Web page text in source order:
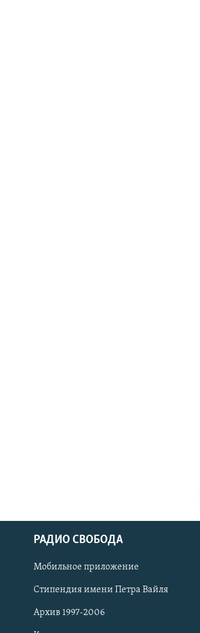
СОЦИАЛЬНЫЕ СЕТИ
РАДИО СВОБОДА
Мобильное приложение
Стипендия имени Петра Вайля
Архив 1997-2006